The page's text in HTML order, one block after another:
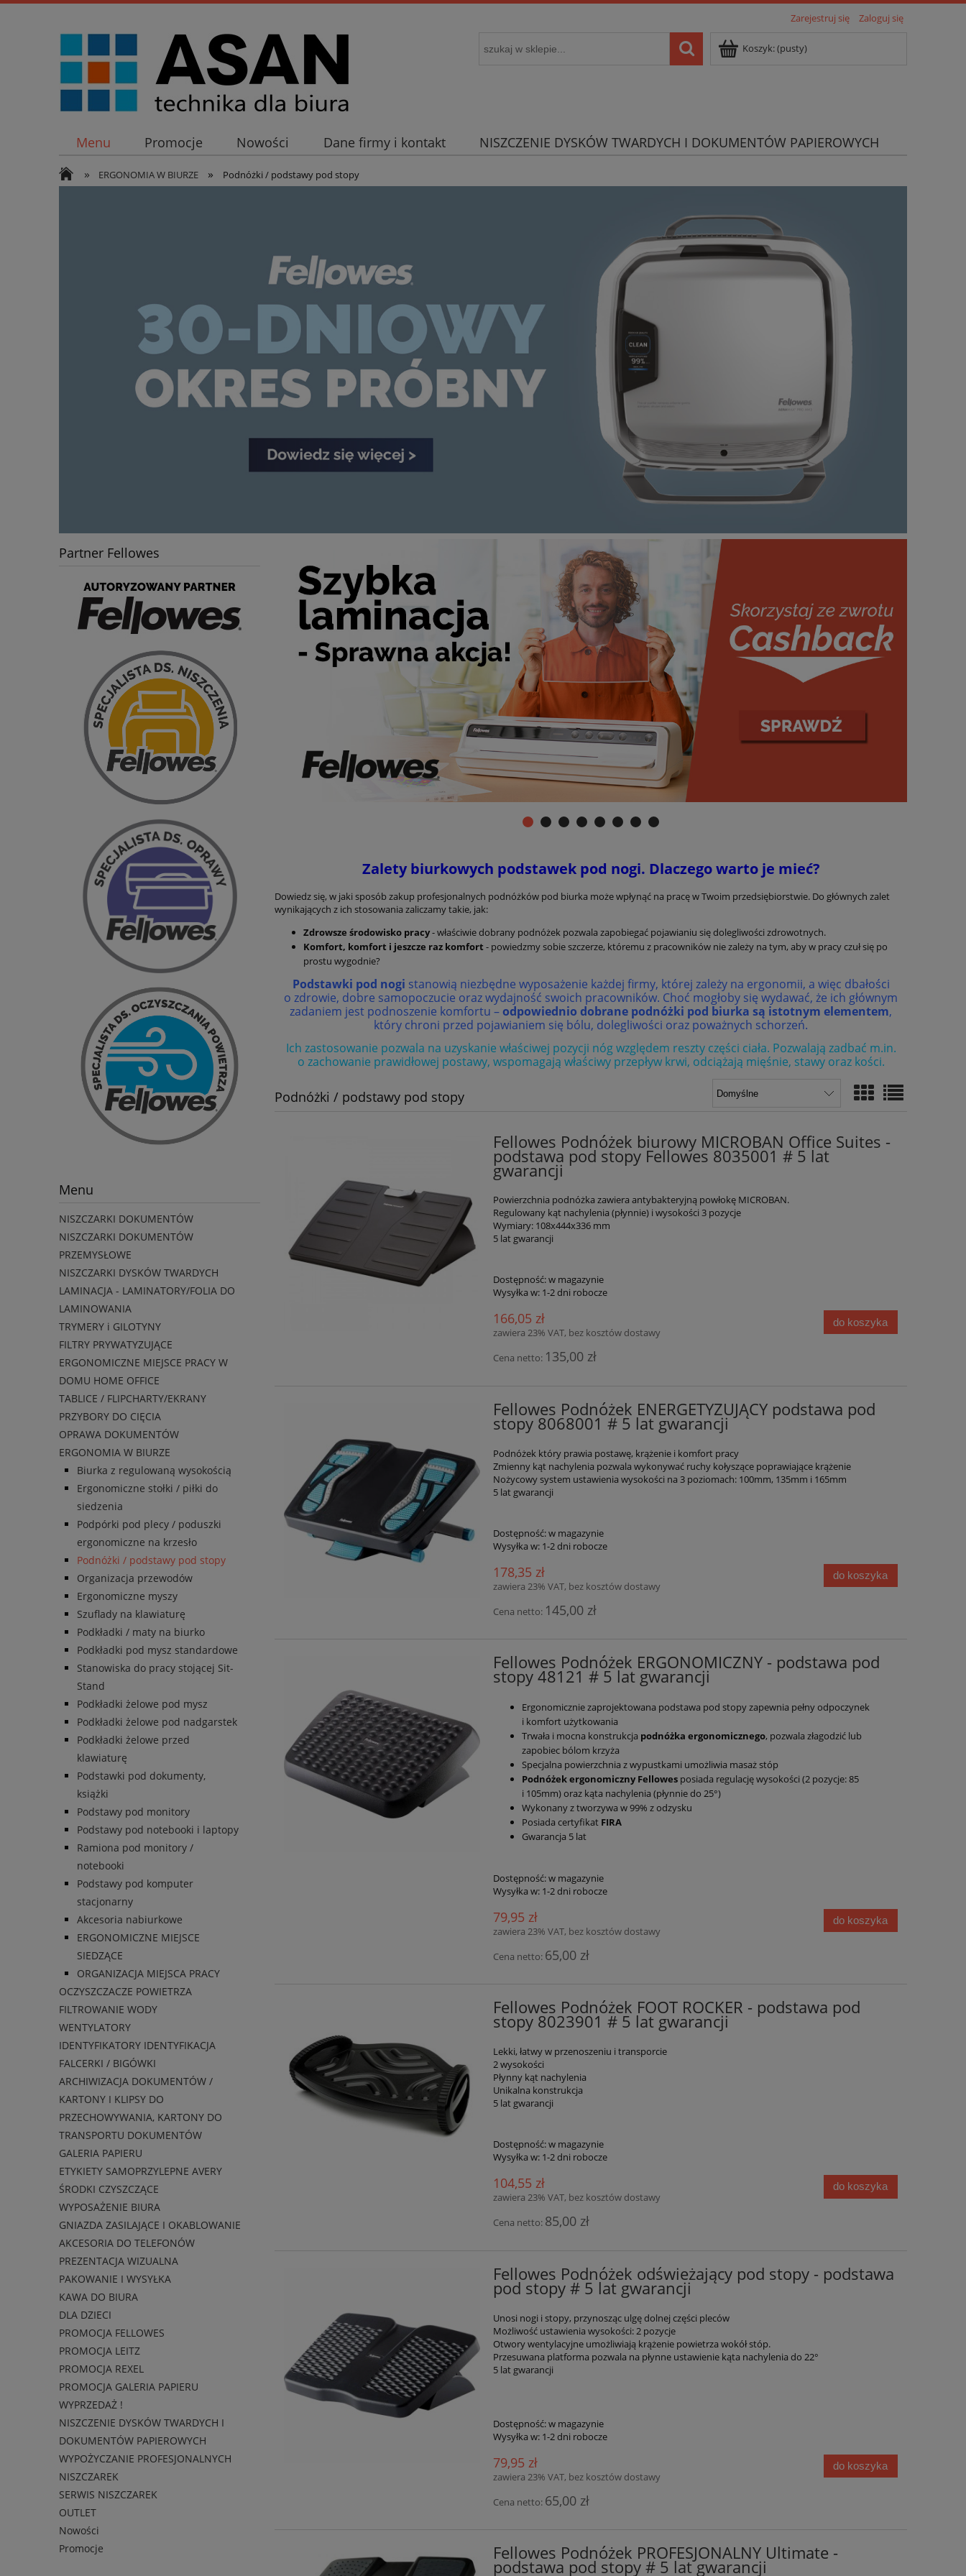
Zarejestruj się Zaloguj się
Koszyk:(pusty)
Menu Promocje Nowości Dane firmy i kontakt NISZCZENIE DYSKÓW TWARDYCH I DOKUMENTÓW PAPIEROWYCH
» ERGONOMIA W BIURZE » Podnóżki / podstawy pod stopy
Partner Fellowes
Menu
NISZCZARKI DOKUMENTÓW
NISZCZARKI DOKUMENTÓW
PRZEMYSŁOWE
NISZCZARKI DYSKÓW TWARDYCH
LAMINACJA - LAMINATORY/FOLIA DO
LAMINOWANIA
TRYMERY i GILOTYNY
FILTRY PRYWATYZUJĄCE
ERGONOMICZNE MIEJSCE PRACY W
DOMU HOME OFFICE
TABLICE / FLIPCHARTY/EKRANY
PRZYBORY DO CIĘCIA
OPRAWA DOKUMENTÓW
ERGONOMIA W BIURZE
Biurka z regulowaną wysokością
Ergonomiczne stołki / piłki do
siedzenia
Podpórki pod plecy / poduszki
ergonomiczne na krzesło
Podnóżki / podstawy pod stopy
Organizacja przewodów
Ergonomiczne myszy
Szuflady na klawiaturę
Podkładki / maty na biurko
Podkładki pod mysz standardowe
Stanowiska do pracy stojącej Sit-
Stand
Podkładki żelowe pod mysz
Podkładki żelowe pod nadgarstek
Podkładki żelowe przed
klawiaturę
Podstawki pod dokumenty,
książki
Podstawy pod monitory
Podstawy pod notebooki i laptopy
Ramiona pod monitory /
notebooki
Podstawy pod komputer
stacjonarny
Akcesoria nabiurkowe
ERGONOMICZNE MIEJSCE
SIEDZĄCE
ORGANIZACJA MIEJSCA PRACY
OCZYSZCZACZE POWIETRZA
FILTROWANIE WODY
WENTYLATORY
IDENTYFIKATORY IDENTYFIKACJA
FALCERKI / BIGÓWKI
ARCHIWIZACJA DOKUMENTÓW /
KARTONY I KLIPSY DO
PRZECHOWYWANIA, KARTONY DO
TRANSPORTU DOKUMENTÓW
GALERIA PAPIERU
ETYKIETY SAMOPRZYLEPNE AVERY
ŚRODKI CZYSZCZĄCE
WYPOSAŻENIE BIURA
GNIAZDA ZASILAJĄCE I OKABLOWANIE
AKCESORIA DO TELEFONÓW
PREZENTACJA WIZUALNA
PAKOWANIE I WYSYŁKA
KAWA DO BIURA
DLA DZIECI
PROMOCJA FELLOWES
PROMOCJA LEITZ
PROMOCJA REXEL
PROMOCJA GALERIA PAPIERU
WYPRZEDAŻ !
NISZCZENIE DYSKÓW TWARDYCH I
DOKUMENTÓW PAPIEROWYCH
WYPOŻYCZANIE PROFESJONALNYCH
NISZCZAREK
SERWIS NISZCZAREK
OUTLET
Nowości
Promocje
Zalety biurkowych podstawek pod nogi. Dlaczego warto je mieć?
Dowiedz się, w jaki sposób zakup profesjonalnych podnóżków pod biurka może wpłynąć na pracę w Twoim przedsiębiorstwie. Do głównych zalet
wynikających z ich stosowania zaliczamy takie, jak:
Zdrowsze środowisko pracy- właściwie dobrany podnóżek pozwala zapobiegać pojawianiu się dolegliwości zdrowotnych.
Komfort, komfort i jeszcze raz komfort - powiedzmy sobie szczerze, któremu z pracowników nie zależy na tym, aby w pracy czuł się po
prostu wygodnie?
Podstawki pod nogi stanowią niezbędne wyposażenie każdej firmy, której zależy na ergonomii, a więc dbałości
o zdrowie, dobre samopoczucie oraz wydajność swoich pracowników. Choć mogłoby się wydawać, że ich głównym
zadaniem jest podnoszenie komfortu –odpowiednio dobrane podnóżki pod biurka są istotnym elementem,
który chroni przed pojawianiem się bólu, dolegliwości oraz poważnych schorzeń.
Ich zastosowanie pozwala na uzyskanie właściwej pozycji nóg względem reszty części ciała. Pozwalają zadbać m.in.
o zachowanie prawidłowej postawy, wspomagają właściwy przepływ krwi, odciążają mięśnie, stawy oraz kości.
Podnóżki / podstawy pod stopy
Fellowes Podnóżek biurowy MICROBAN Office Suites -
podstawa pod stopy Fellowes 8035001 # 5 lat
gwarancji
Powierzchnia podnóżka zawiera antybakteryjną powłokę MICROBAN.
Regulowany kąt nachylenia (płynnie) i wysokości 3 pozycje
Wymiary: 108x444x336 mm
5 lat gwarancji
Dostępność:w magazynie
Wysyłka w: 1-2 dni robocze
166,05 zł
zawiera 23% VAT, bez kosztów dostawy
Cena netto: 135,00 zł
do koszyka
Fellowes Podnóżek ENERGETYZUJĄCY podstawa pod
stopy 8068001 # 5 lat gwarancji
Podnóżek który prawia postawę, krążenie i komfort pracy
Zmienny kąt nachylenia pozwala wykonywać ruchy kołyszące poprawiające krążenie
Nożycowy system ustawienia wysokości na 3 poziomach: 100mm, 135mm i 165mm
5 lat gwarancji
Dostępność:w magazynie
Wysyłka w: 1-2 dni robocze
178,35 zł
zawiera 23% VAT, bez kosztów dostawy
Cena netto: 145,00 zł
do koszyka
Fellowes Podnóżek ERGONOMICZNY - podstawa pod
stopy 48121 # 5 lat gwarancji
Ergonomicznie zaprojektowana podstawa pod stopy zapewnia pełny odpoczynek
i komfort użytkowania
Trwała i mocna konstrukcja podnóżka ergonomicznego, pozwala złagodzić lub
zapobiec bólom krzyża
Specjalna powierzchnia z wypustkami umożliwia masaż stóp
Podnóżek ergonomiczny Fellowesposiada regulację wysokości (2 pozycje: 85
i 105mm) oraz kąta nachylenia (płynnie do 25°)
Wykonany z tworzywa w 99% z odzysku
Posiada certyfikat FIRA
Gwarancja 5 lat
Dostępność:w magazynie
Wysyłka w: 1-2 dni robocze
79,95 zł
zawiera 23% VAT, bez kosztów dostawy
Cena netto: 65,00 zł
do koszyka
Fellowes Podnóżek FOOT ROCKER - podstawa pod
stopy 8023901 # 5 lat gwarancji
Lekki, łatwy w przenoszeniu i transporcie
2 wysokości
Płynny kąt nachylenia
Unikalna konstrukcja
5 lat gwarancji
Dostępność:w magazynie
Wysyłka w: 1-2 dni robocze
104,55 zł
zawiera 23% VAT, bez kosztów dostawy
Cena netto: 85,00 zł
do koszyka
Fellowes Podnóżek odświeżający pod stopy - podstawa
pod stopy # 5 lat gwarancji
Unosi nogi i stopy, przynosząc ulgę dolnej części pleców
Możliwość ustawienia wysokości: 2 pozycje
Otwory wentylacyjne umożliwiają krążenie powietrza wokół stóp.
Przesuwana platforma pozwala na płynne ustawienie kąta nachylenia do 22°
5 lat gwarancji
Dostępność:w magazynie
Wysyłka w: 1-2 dni robocze
79,95 zł
zawiera 23% VAT, bez kosztów dostawy
Cena netto: 65,00 zł
do koszyka
Fellowes Podnóżek PROFESJONALNY Ultimate -
podstawa pod stopy # 5 lat gwarancji